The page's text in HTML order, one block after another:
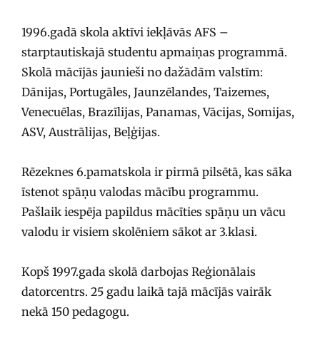
1996.gadā skola aktīvi iekļāvās AFS –
starptautiskajā studentu apmaiņas programmā.
Skolā mācījās jaunieši no dažādām valstīm:
Dānijas, Portugāles, Jaunzēlandes, Taizemes,
Venecuēlas, Brazīlijas, Panamas, Vācijas, Somijas,
ASV, Austrālijas, Beļģijas.
Rēzeknes 6.pamatskola ir pirmā pilsētā, kas sāka
īstenot spāņu valodas mācību programmu.
Pašlaik iespēja papildus mācīties spāņu un vācu
valodu ir visiem skolēniem sākot ar 3.klasi.
Kopš 1997.gada skolā darbojas Reģionālais
datorcentrs. 25 gadu laikā tajā mācījās vairāk
nekā 150 pedagogu.